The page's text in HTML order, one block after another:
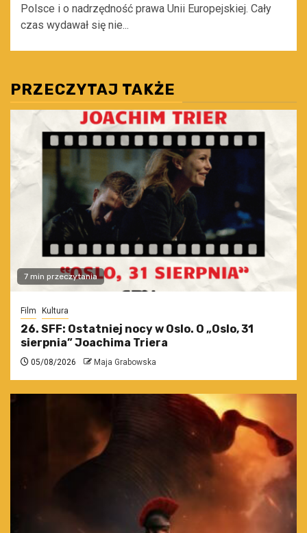
Polsce i o nadrzędność prawa Unii Europejskiej. Cały
czas wydawał się nie...
PRZECZYTAJ TAKŻE
7 min przeczytania
Film Kultura
26. SFF: Ostatniej nocy w Oslo. O „Oslo, 31
sierpnia” Joachima Triera
05/08/2026 Maja Grabowska